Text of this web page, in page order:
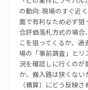
の動向: 現場のすぐ近
面で有利なため必ず狙
合評価落札方式の場合
こを狙ってくるか、過
場の「事前調査」とリ
況を確認しに行くのが
か、搬入路は狭くな
（積算）にどう反映